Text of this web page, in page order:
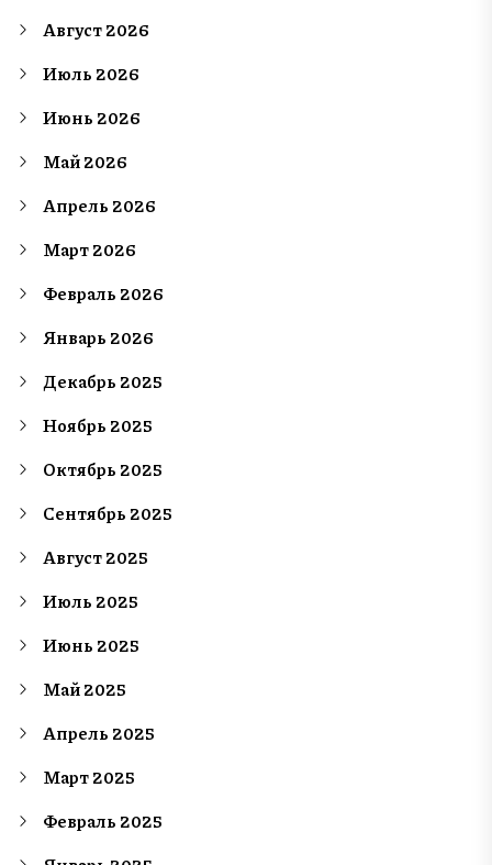
Август 2026
Июль 2026
Июнь 2026
Май 2026
Апрель 2026
Март 2026
Февраль 2026
Январь 2026
Декабрь 2025
Ноябрь 2025
Октябрь 2025
Сентябрь 2025
Август 2025
Июль 2025
Июнь 2025
Май 2025
Апрель 2025
Март 2025
Февраль 2025